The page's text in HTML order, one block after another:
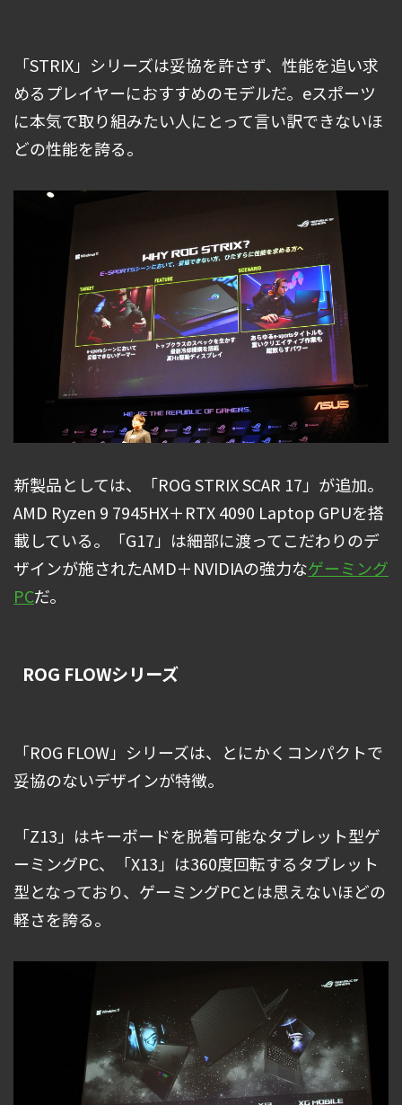
「STRIX」シリーズは妥協を許さず、性能を追い求
めるプレイヤーにおすすめのモデルだ。eスポーツ
に本気で取り組みたい人にとって言い訳できないほ
どの性能を誇る。
新製品としては、「ROG STRIX SCAR 17」が追加。
AMD Ryzen 9 7945HX＋RTX 4090 Laptop GPUを搭
載している。「G17」は細部に渡ってこだわりのデ
ザインが施されたAMD＋NVIDIAの強力なゲーミング
PCだ。
ROG FLOWシリーズ
「ROG FLOW」シリーズは、とにかくコンパクトで
妥協のないデザインが特徴。
「Z13」はキーボードを脱着可能なタブレット型ゲ
ーミングPC、「X13」は360度回転するタブレット
型となっており、ゲーミングPCとは思えないほどの
軽さを誇る。